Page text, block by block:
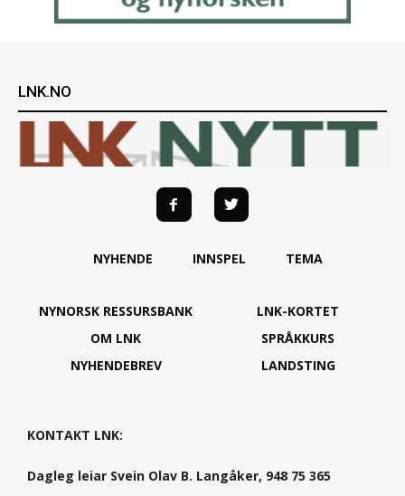
LNK.NO
NYHENDE INNSPEL TEMA
NYNORSK RESSURSBANK
OM LNK
NYHENDEBREV
LNK-KORTET
SPRÅKKURS
LANDSTING
KONTAKT LNK:
Dagleg leiar Svein Olav B. Langåker, 948 75 365